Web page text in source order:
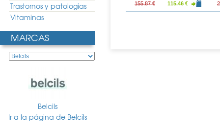
Trastornos y patologias
Vitaminas
MARCAS
Belcils
Ir a la página de Belcils
155.87 € 115.46 €